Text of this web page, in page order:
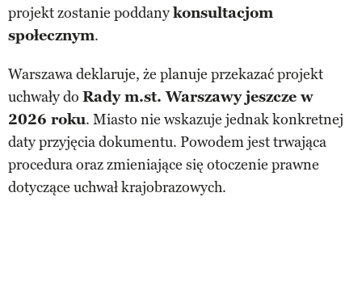
projekt zostanie poddanykonsultacjom
społecznym.
Warszawa deklaruje, że planuje przekazać projekt
uchwały do Rady m.st. Warszawy jeszcze w
2026 roku. Miasto nie wskazuje jednak konkretnej
daty przyjęcia dokumentu. Powodem jest trwająca
procedura oraz zmieniające się otoczenie prawne
dotyczące uchwał krajobrazowych.